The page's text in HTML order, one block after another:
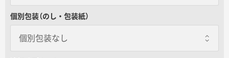
再注文について
よくあるご質問
個別包装（のし・包装紙）
個別包装なし